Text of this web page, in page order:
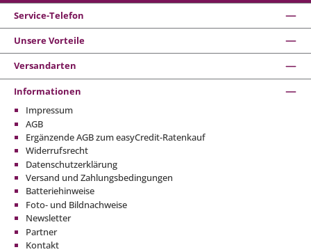
Service-Telefon
Unsere Vorteile
Versandarten
Informationen
Impressum
AGB
Ergänzende AGB zum easyCredit-Ratenkauf
Widerrufsrecht
Datenschutzerklärung
Versand und Zahlungsbedingungen
Batteriehinweise
Foto- und Bildnachweise
Newsletter
Partner
Kontakt